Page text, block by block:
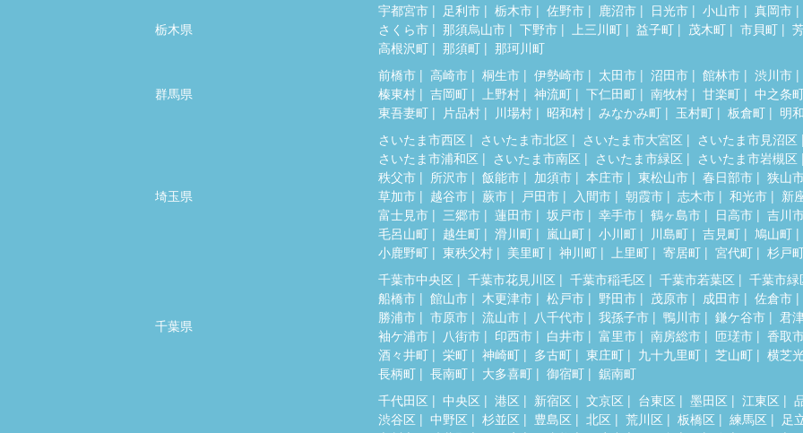
栃木県
宇都宮市 足利市 栃木市 佐野市 鹿沼市 日光市 小山市
真岡市
さくら市
那須烏山市 下野市 上三川町 益子町 茂木町 市貝町
高根沢町
那須町 那珂川町
群馬県
前橋市 高崎市 桐生市 伊勢崎市 太田市 沼田市 館林市
渋川市
榛東村
吉岡町 上野村 神流町 下仁田町 南牧村 甘楽町
中之条
東吾妻町
片品村 川場村 昭和村 みなかみ町 玉村町 板倉町 明
埼玉県
さいたま市西区 さいたま市北区 さいたま市大宮区
さいたま市見沼区
さいたま市浦和区
さいたま市南区 さいたま市緑区
さいたま市岩槻区
秩父市
所沢市 飯能市 加須市 本庄市 東松山市 春日部市
狭山
草加市
越谷市 蕨市 戸田市 入間市 朝霞市 志木市 和光市
新
富士見市
三郷市 蓮田市 坂戸市 幸手市 鶴ヶ島市 日高市
吉川
毛呂山町
越生町 滑川町 嵐山町 小川町 川島町 吉見町
鳩山町
小鹿野町
東秩父村 美里町 神川町 上里町 寄居町 宮代町 杉戸
千葉県
千葉市中央区 千葉市花見川区 千葉市稲毛区 千葉市若葉区
千葉市緑
船橋市
館山市 木更津市 松戸市 野田市 茂原市 成田市
佐倉市
勝浦市
市原市 流山市 八千代市 我孫子市 鴨川市 鎌ケ谷市
君
袖ケ浦市
八街市 印西市 白井市 富里市 南房総市 匝瑳市
香取
酒々井町
栄町 神崎町 多古町 東庄町 九十九里町 芝山町
横芝
長柄町
長南町 大多喜町 御宿町
鋸南町
千代田区
中央区 港区 新宿区 文京区 台東区 墨田区 江東区
渋谷区
中野区 杉並区 豊島区 北区 荒川区 板橋区 練馬区
足